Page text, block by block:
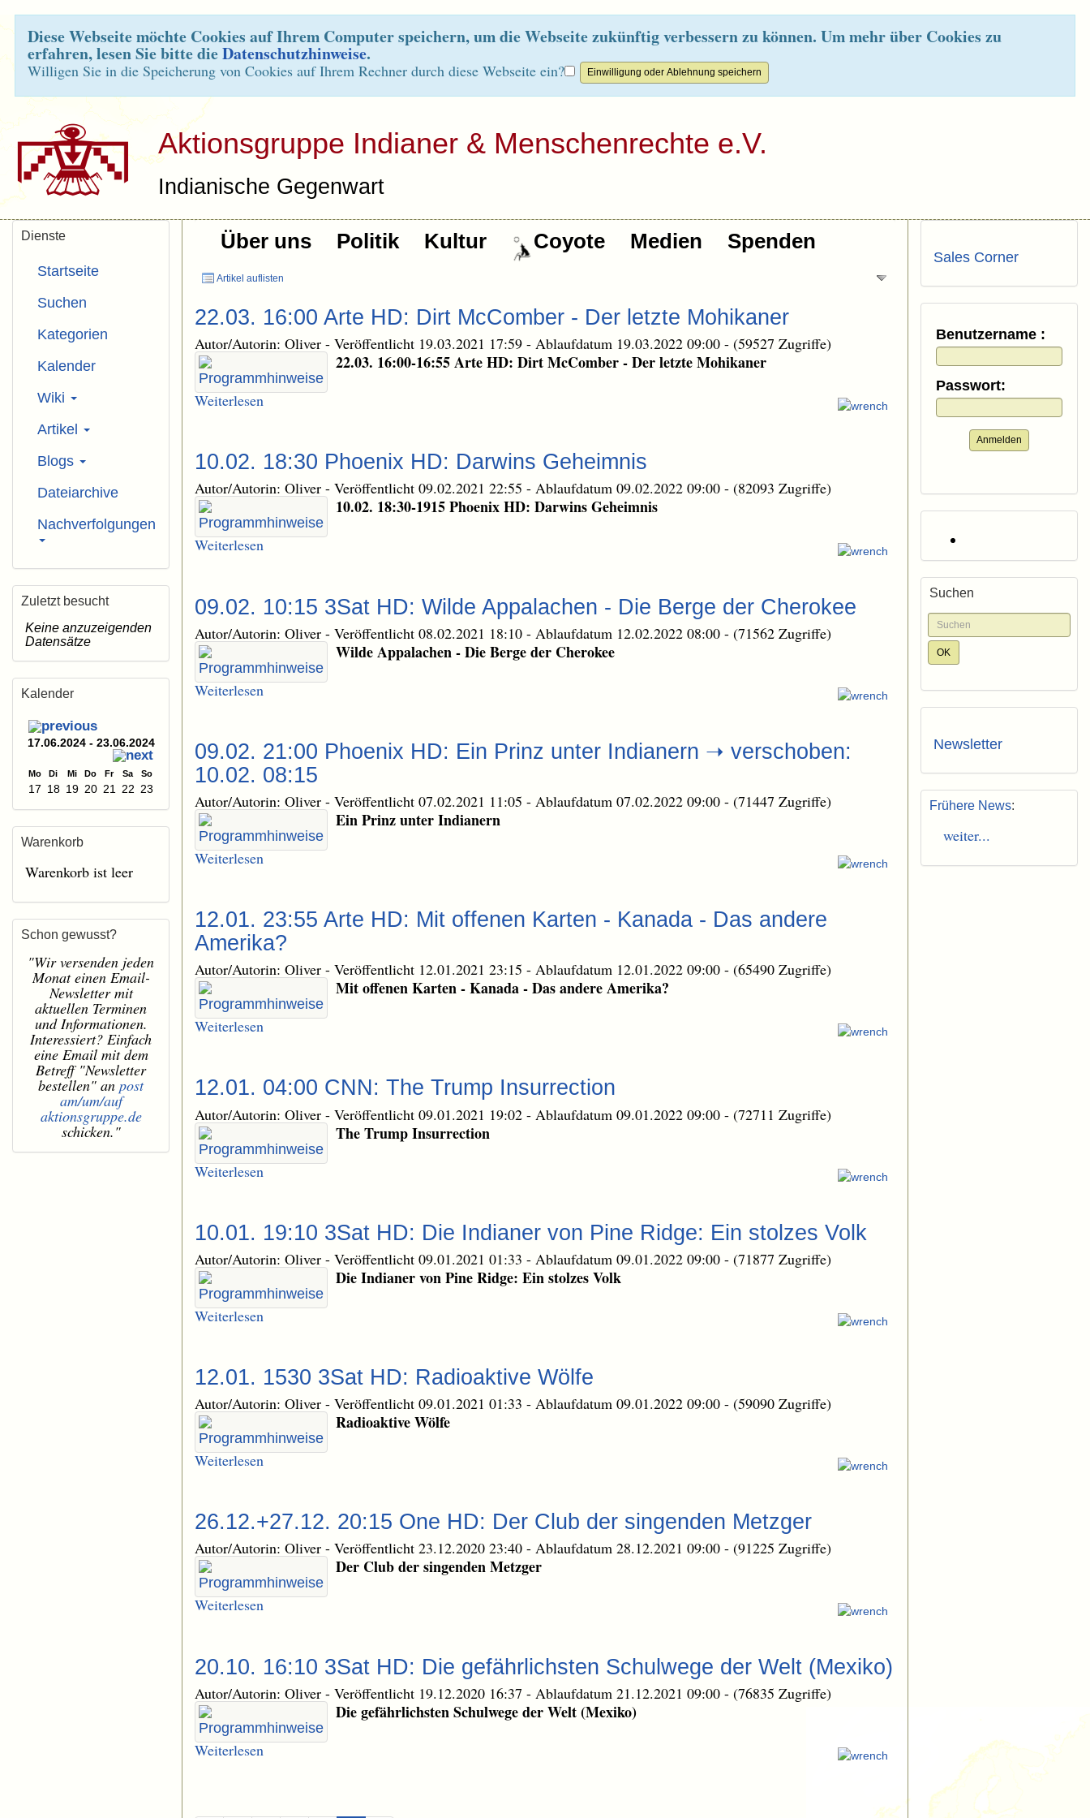
Diese Webseite möchte Cookies auf Ihrem Computer speichern, um die Webseite zukünftig verbessern zu können. Um mehr über Cookies zu
erfahren, lesen Sie bitte dieDatenschutzhinweise.
Willigen Sie in die Speicherung von Cookies auf Ihrem Rechner durch diese Webseite ein?
Aktionsgruppe Indianer & Menschenrechte e.V.
Indianische Gegenwart
Über uns Politik Kultur Coyote Medien Spenden
Artikel auflisten
22.03. 16:00 Arte HD: Dirt McComber - Der letzte Mohikaner
Autor/Autorin: Oliver - Veröffentlicht 19.03.2021 17:59 - Ablaufdatum 19.03.2022 09:00 - (59527 Zugriffe)
22.03. 16:00-16:55 Arte HD: Dirt McComber - Der letzte Mohikaner
Weiterlesen
10.02. 18:30 Phoenix HD: Darwins Geheimnis
Autor/Autorin: Oliver - Veröffentlicht 09.02.2021 22:55 - Ablaufdatum 09.02.2022 09:00 - (82093 Zugriffe)
10.02. 18:30-1915 Phoenix HD: Darwins Geheimnis
Weiterlesen
09.02. 10:15 3Sat HD: Wilde Appalachen - Die Berge der Cherokee
Autor/Autorin: Oliver - Veröffentlicht 08.02.2021 18:10 - Ablaufdatum 12.02.2022 08:00 - (71562 Zugriffe)
Wilde Appalachen - Die Berge der Cherokee
Weiterlesen
09.02. 21:00 Phoenix HD: Ein Prinz unter Indianern ➝ verschoben:
10.02. 08:15
Autor/Autorin: Oliver - Veröffentlicht 07.02.2021 11:05 - Ablaufdatum 07.02.2022 09:00 - (71447 Zugriffe)
Ein Prinz unter Indianern
Weiterlesen
12.01. 23:55 Arte HD: Mit offenen Karten - Kanada - Das andere
Amerika?
Autor/Autorin: Oliver - Veröffentlicht 12.01.2021 23:15 - Ablaufdatum 12.01.2022 09:00 - (65490 Zugriffe)
Mit offenen Karten - Kanada - Das andere Amerika?
Weiterlesen
12.01. 04:00 CNN: The Trump Insurrection
Autor/Autorin: Oliver - Veröffentlicht 09.01.2021 19:02 - Ablaufdatum 09.01.2022 09:00 - (72711 Zugriffe)
The Trump Insurrection
Weiterlesen
10.01. 19:10 3Sat HD: Die Indianer von Pine Ridge: Ein stolzes Volk
Autor/Autorin: Oliver - Veröffentlicht 09.01.2021 01:33 - Ablaufdatum 09.01.2022 09:00 - (71877 Zugriffe)
Die Indianer von Pine Ridge: Ein stolzes Volk
Weiterlesen
12.01. 1530 3Sat HD: Radioaktive Wölfe
Autor/Autorin: Oliver - Veröffentlicht 09.01.2021 01:33 - Ablaufdatum 09.01.2022 09:00 - (59090 Zugriffe)
Radioaktive Wölfe
Weiterlesen
26.12.+27.12. 20:15 One HD: Der Club der singenden Metzger
Autor/Autorin: Oliver - Veröffentlicht 23.12.2020 23:40 - Ablaufdatum 28.12.2021 09:00 - (91225 Zugriffe)
Der Club der singenden Metzger
Weiterlesen
20.10. 16:10 3Sat HD: Die gefährlichsten Schulwege der Welt (Mexiko)
Autor/Autorin: Oliver - Veröffentlicht 19.12.2020 16:37 - Ablaufdatum 21.12.2021 09:00 - (76835 Zugriffe)
Die gefährlichsten Schulwege der Welt (Mexiko)
Weiterlesen
Dienste
Startseite
Suchen
Kategorien
Kalender
Wiki
Artikel
Blogs
Dateiarchive
Nachverfolgungen
Zuletzt besucht
Keine anzuzeigenden
Datensätze
Kalender
17.06.2024 - 23.06.2024
Mo Di Mi Do Fr Sa So
17 18 19 20 21 22 23
Warenkorb
Warenkorb ist leer
Schon gewusst?
"Wir versenden jeden
Monat einen Email-
Newsletter mit
aktuellen Terminen
und Informationen.
Interessiert? Einfach
eine Email mit dem
Betreff "Newsletter
bestellen" an post
am/um/auf
aktionsgruppe.de
schicken."
Sales Corner
Benutzername :
Passwort:
Anmelden
Suchen
Newsletter
Frühere News:
weiter...